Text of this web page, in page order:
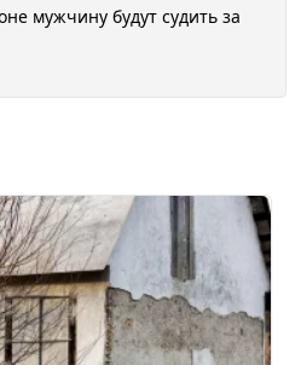
мужчину будут судить за